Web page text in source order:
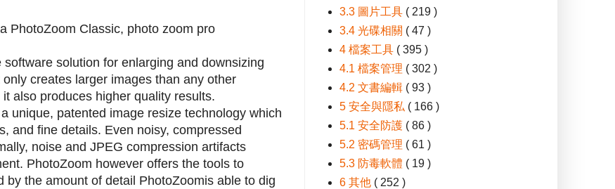
PhotoZoom Classic, photo zoom pro
solution for enlarging and downsizing
creates larger images than any other
also produces higher quality results.
unique, patented image resize technology which
and fine details. Even noisy, compressed
noise and JPEG compression artifacts
PhotoZoom however offers the tools to
the amount of detail PhotoZoomis able to dig
3.3 圖片工具 ( 219 )
3.4 光碟相關 ( 47 )
4 檔案工具 ( 395 )
4.1 檔案管理 ( 302 )
4.2 文書編輯 ( 93 )
5 安全與隱私 ( 166 )
5.1 安全防護 ( 86 )
5.2 密碼管理 ( 61 )
5.3 防毒軟體 ( 19 )
6 其他 ( 252 )